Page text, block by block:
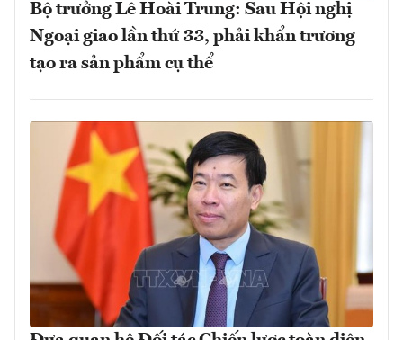
Bộ trưởng Lê Hoài Trung: Sau Hội nghị
Ngoại giao lần thứ 33, phải khẩn trương
tạo ra sản phẩm cụ thể